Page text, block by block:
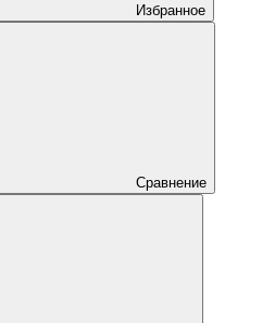
Избранное
Сравнение